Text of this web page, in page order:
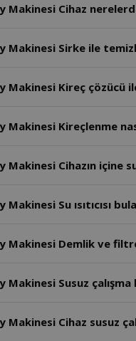
Makinesi Cihaz
Makinesi Sirke ile
Makinesi Kireç çözücü
Makinesi Kireçlenme
Makinesi Cihazın içine
Makinesi Su ısıtıcısı
Makinesi Demlik ve
Makinesi Susuz
Makinesi Cihaz susuz